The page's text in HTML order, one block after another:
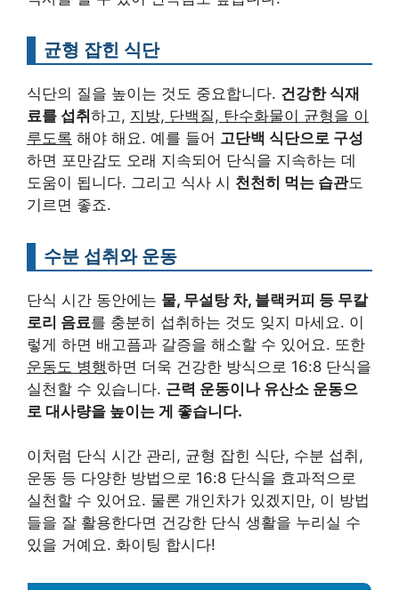
균형 잡힌 식단
식단의 질을 높이는 것도 중요합니다. 건강한 식재
료를 섭취하고, 지방, 단백질, 탄수화물이 균형을 이
루도록 해야 해요. 예를 들어 고단백 식단으로 구성
하면 포만감도 오래 지속되어 단식을 지속하는 데
도움이 됩니다. 그리고 식사 시 천천히 먹는 습관도
기르면 좋죠.
수분 섭취와 운동
단식 시간 동안에는 물, 무설탕 차, 블랙커피 등 무칼
로리 음료를 충분히 섭취하는 것도 잊지 마세요. 이
렇게 하면 배고픔과 갈증을 해소할 수 있어요. 또한
운동도 병행하면 더욱 건강한 방식으로 16:8 단식을
실천할 수 있습니다. 근력 운동이나 유산소 운동으
로 대사량을 높이는 게 좋습니다.
이처럼 단식 시간 관리, 균형 잡힌 식단, 수분 섭취,
운동 등 다양한 방법으로 16:8 단식을 효과적으로
실천할 수 있어요. 물론 개인차가 있겠지만, 이 방법
들을 잘 활용한다면 건강한 단식 생활을 누리실 수
있을 거예요. 화이팅 합시다!